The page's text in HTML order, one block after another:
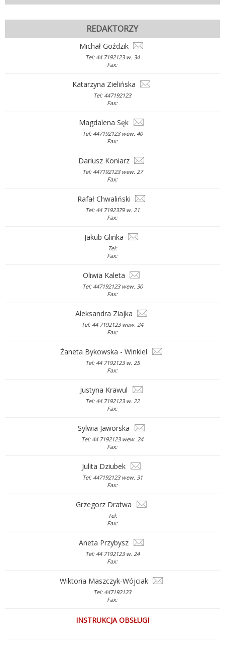
REDAKTORZY
Michał Goździk
Tel: 44 7192123 w. 34
Fax:
Katarzyna Zielińska
Tel: 447192123
Fax:
Magdalena Sęk
Tel: 447192123 wew. 40
Fax:
Dariusz Koniarz
Tel: 447192123 wew. 27
Fax:
Rafał Chwaliński
Tel: 44 7192379 w. 21
Fax:
Jakub Glinka
Tel:
Fax:
Oliwia Kaleta
Tel: 447192123 wew. 30
Fax:
Aleksandra Ziajka
Tel: 44 7192123 wew. 24
Fax:
Żaneta Bykowska - Winkiel
Tel: 44 7192123 w. 25
Fax:
Justyna Krawul
Tel: 44 7192123 w. 22
Fax:
Sylwia Jaworska
Tel: 44 7192123 wew. 24
Fax:
Julita Dziubek
Tel: 447192123 wew. 31
Fax:
Grzegorz Dratwa
Tel:
Fax:
Aneta Przybysz
Tel: 44 7192123 w. 24
Fax:
Wiktoria Maszczyk-Wójciak
Tel: 447192123
Fax:
INSTRUKCJA OBSŁUGI